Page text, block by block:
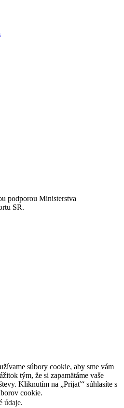
podporou Ministerstva
SR.
súbory cookie, aby sme vám
tým, že si zapamätáme vaše
Kliknutím na „Prijať“ súhlasíte s
cookie.
údaje.